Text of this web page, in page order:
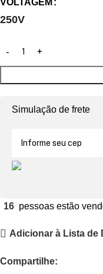
VOLTAGEM
250V
Simulação de frete
16 pessoas estão
Adicionar à Lista de
Compartilhe: